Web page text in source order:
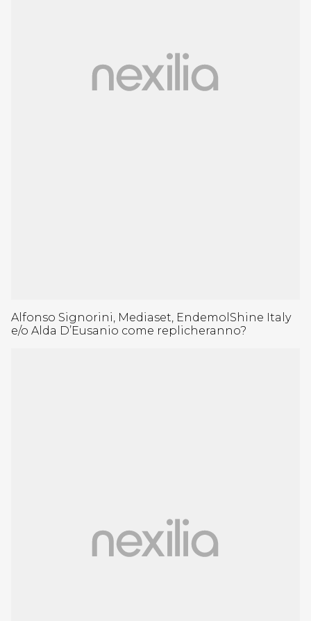
Alfonso Signorini, Mediaset, EndemolShine Italy
e/o Alda D’Eusanio come replicheranno?